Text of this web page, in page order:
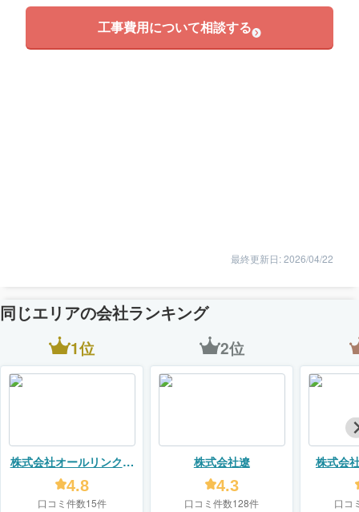
工事費用について相談する
最終更新日: 2026/04/22
同じエリアの会社ランキング
1位
株式会社オールリンクリ
フォームズ
4.8
口コミ件数15件
2位
株式会社遼
4.3
口コミ件数128件
株式会
口コ